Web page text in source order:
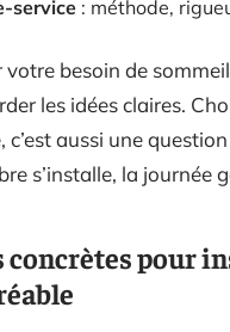
service : méthode,
votre besoin de
les idées claires.
c’est aussi une
s’installe, la
concrètes pour